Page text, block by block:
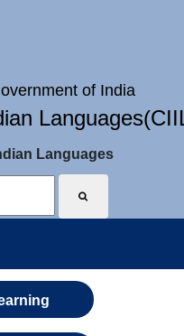
of India
Languages